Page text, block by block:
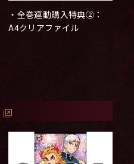
・全巻連動購入特典②：
A4クリアファイル